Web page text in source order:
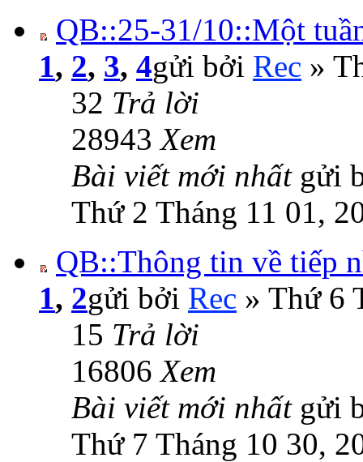
QB::25-31/10::Một
1, 2, 3, 4gửi bởi Rec »
32 Trả lời
28943Xem
Bài viết mới nhất gửi
Thứ 2 Tháng 11 01,
QB::Thông tin về tiếp
1, 2gửi bởi Rec » Thứ 6
15 Trả lời
16806Xem
Bài viết mới nhất gửi
Thứ 7 Tháng 10 30,